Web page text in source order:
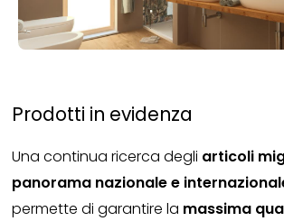
Prodotti in evidenza
Una continua ricerca degli articoli
panorama nazionale e
permette di garantire la massima